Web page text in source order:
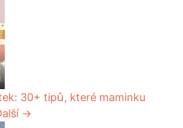
30+ tipů, které maminku
→